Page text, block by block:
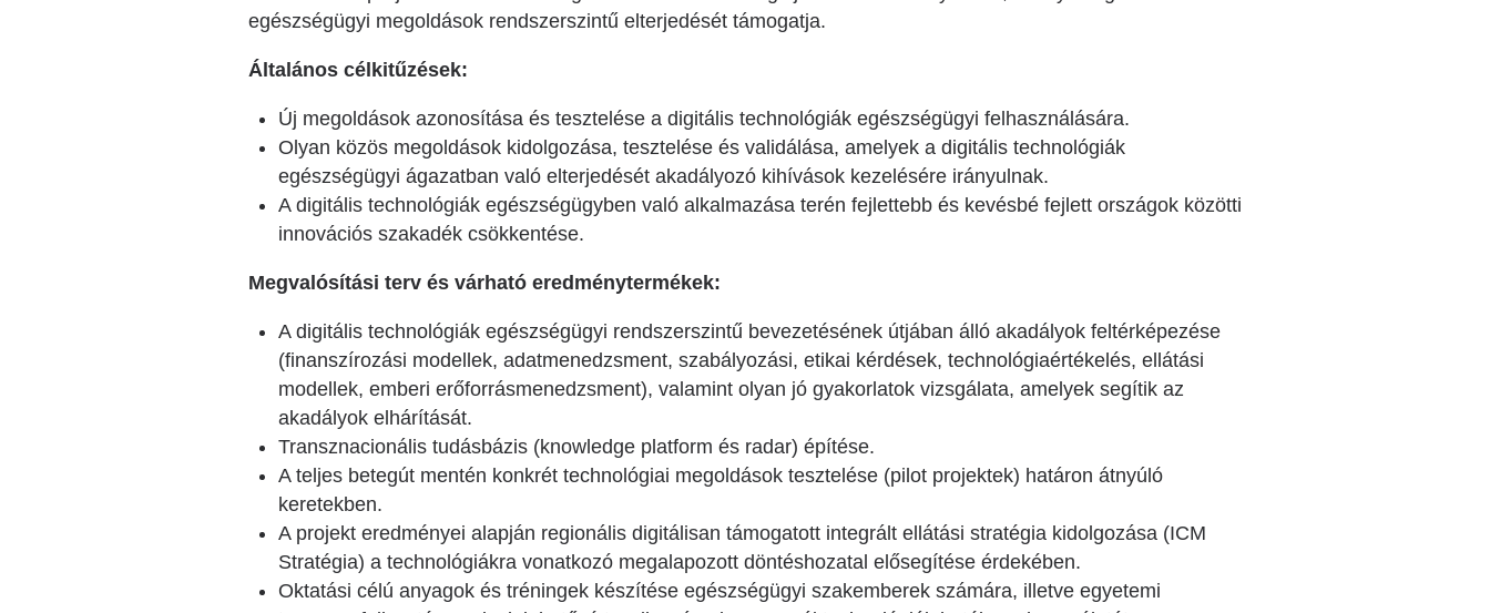
egészségügyi megoldások rendszerszintű elterjedését támogatja.
Általános célkitűzések:
Új megoldások azonosítása és tesztelése a digitális technológiák egészségügyi felhasználására.
Olyan közös megoldások kidolgozása, tesztelése és validálása, amelyek a digitális technológiák
egészségügyi ágazatban való elterjedését akadályozó kihívások kezelésére irányulnak.
A digitális technológiák egészségügyben való alkalmazása terén fejlettebb és kevésbé fejlett országok közötti
innovációs szakadék csökkentése.
Megvalósítási terv és várható eredménytermékek:
A digitális technológiák egészségügyi rendszerszintű bevezetésének útjában álló akadályok feltérképezése
(finanszírozási modellek, adatmenedzsment, szabályozási, etikai kérdések, technológiaértékelés, ellátási
modellek, emberi erőforrásmenedzsment), valamint olyan jó gyakorlatok vizsgálata, amelyek segítik az
akadályok elhárítását.
Transznacionális tudásbázis (knowledge platform és radar) építése.
A teljes betegút mentén konkrét technológiai megoldások tesztelése (pilot projektek) határon átnyúló
keretekben.
A projekt eredményei alapján regionális digitálisan támogatott integrált ellátási stratégia kidolgozása (ICM
Stratégia) a technológiákra vonatkozó megalapozott döntéshozatal elősegítése érdekében.
Oktatási célú anyagok és tréningek készítése egészségügyi szakemberek számára, illetve egyetemi